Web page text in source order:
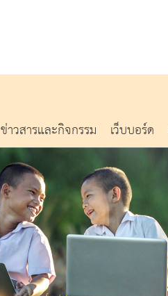
ข่าวสารและกิจกรรม เว็บบอร์ด